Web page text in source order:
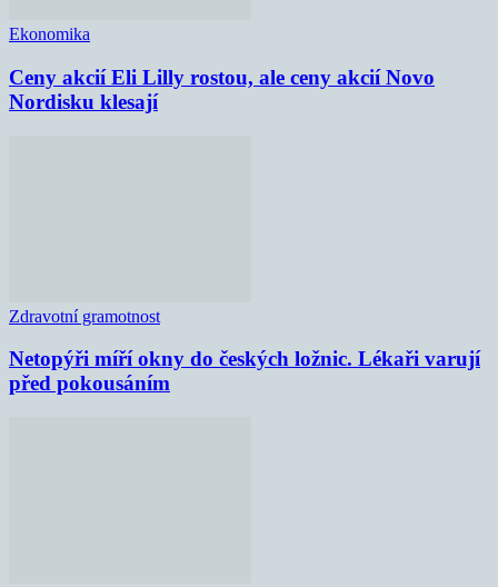
Ekonomika
Ceny akcií Eli Lilly rostou, ale ceny akcií Novo
Nordisku klesají
Zdravotní gramotnost
Netopýři míří okny do českých ložnic. Lékaři varují
před pokousáním